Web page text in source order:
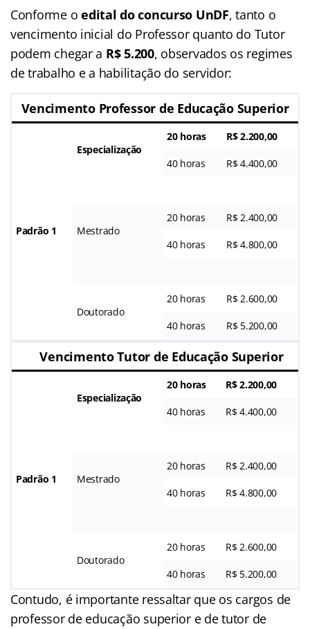
Conforme o edital do concurso UnDF, tanto o
vencimento inicial do Professor quanto do Tutor
podem chegar a R$ 5.200, observados os regimes
de trabalho e a habilitação do servidor:
Vencimento Professor de Educação Superior
Padrão 1
Especialização
20 horas R$ 2.200,00
40 horas R$ 4.400,00
Mestrado
20 horas R$ 2.400,00
40 horas R$ 4.800,00
Doutorado
20 horas R$ 2.600,00
40 horas R$ 5.200,00
Vencimento Tutor de Educação Superior
Padrão 1
Especialização
20 horas R$ 2.200,00
40 horas R$ 4.400,00
Mestrado
20 horas R$ 2.400,00
40 horas R$ 4.800,00
Doutorado
20 horas R$ 2.600,00
40 horas R$ 5.200,00
Contudo, é importante ressaltar que os cargos de
professor de educação superior e de tutor de